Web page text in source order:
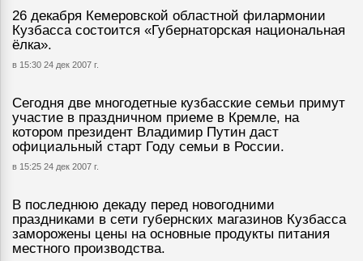
26 декабря Кемеровской областной филармонии
Кузбасса состоится «Губернаторская национальная
ёлка».
в 15:30 24 дек 2007 г.
Сегодня две многодетные кузбасские семьи примут
участие в праздничном приеме в Кремле, на
котором президент Владимир Путин даст
официальный старт Году семьи в России.
в 15:25 24 дек 2007 г.
В последнюю декаду перед новогодними
праздниками в сети губернских магазинов Кузбасса
заморожены цены на основные продукты питания
местного производства.